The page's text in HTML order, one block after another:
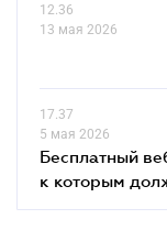
12.36
13 мая 2026
17.37
5 мая 2026
Бесплатный
к которым